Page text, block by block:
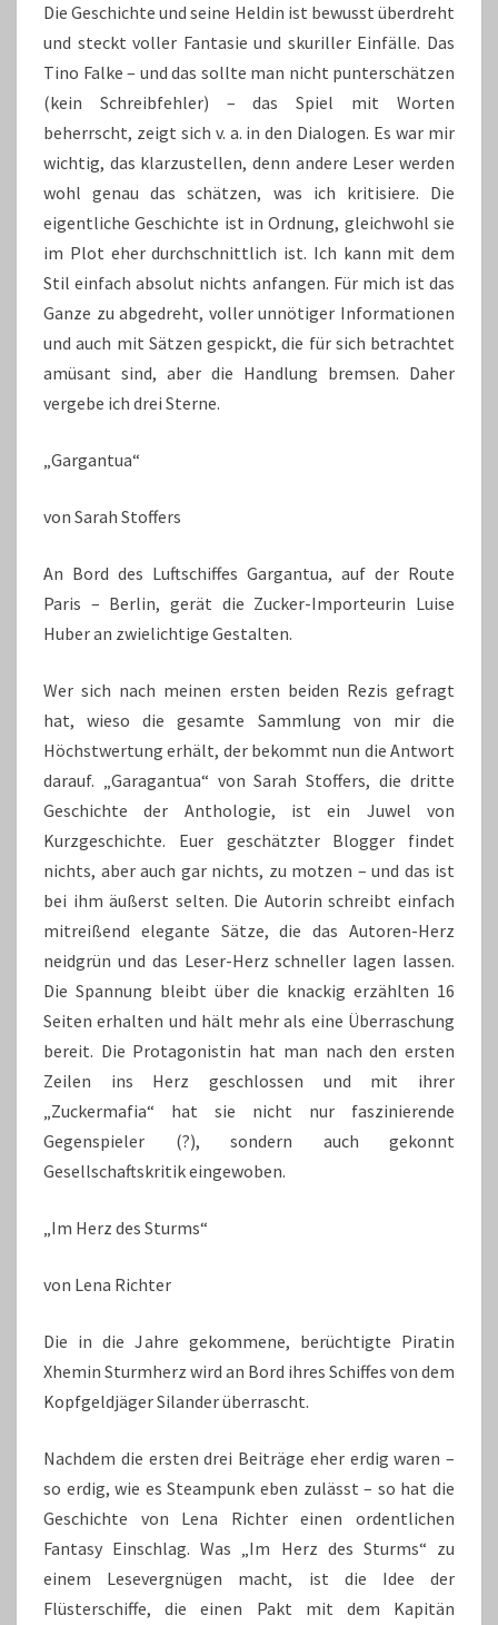
Die Geschichte und seine Heldin ist bewusst überdreht
und steckt voller Fantasie und skuriller Einfälle. Das
Tino Falke – und das sollte man nicht punterschätzen
(kein Schreibfehler) – das Spiel mit Worten
beherrscht, zeigt sich v. a. in den Dialogen. Es war mir
wichtig, das klarzustellen, denn andere Leser werden
wohl genau das schätzen, was ich kritisiere. Die
eigentliche Geschichte ist in Ordnung, gleichwohl sie
im Plot eher durchschnittlich ist. Ich kann mit dem
Stil einfach absolut nichts anfangen. Für mich ist das
Ganze zu abgedreht, voller unnötiger Informationen
und auch mit Sätzen gespickt, die für sich betrachtet
amüsant sind, aber die Handlung bremsen. Daher
vergebe ich drei Sterne.
„Gargantua“
von Sarah Stoffers
An Bord des Luftschiffes Gargantua, auf der Route
Paris – Berlin, gerät die Zucker-Importeurin Luise
Huber an zwielichtige Gestalten.
Wer sich nach meinen ersten beiden Rezis gefragt
hat, wieso die gesamte Sammlung von mir die
Höchstwertung erhält, der bekommt nun die Antwort
darauf. „Garagantua“ von Sarah Stoffers, die dritte
Geschichte der Anthologie, ist ein Juwel von
Kurzgeschichte. Euer geschätzter Blogger findet
nichts, aber auch gar nichts, zu motzen – und das ist
bei ihm äußerst selten. Die Autorin schreibt einfach
mitreißend elegante Sätze, die das Autoren-Herz
neidgrün und das Leser-Herz schneller lagen lassen.
Die Spannung bleibt über die knackig erzählten 16
Seiten erhalten und hält mehr als eine Überraschung
bereit. Die Protagonistin hat man nach den ersten
Zeilen ins Herz geschlossen und mit ihrer
„Zuckermafia“ hat sie nicht nur faszinierende
Gegenspieler (?), sondern auch gekonnt
Gesellschaftskritik eingewoben.
„Im Herz des Sturms“
von Lena Richter
Die in die Jahre gekommene, berüchtigte Piratin
Xhemin Sturmherz wird an Bord ihres Schiffes von dem
Kopfgeldjäger Silander überrascht.
Nachdem die ersten drei Beiträge eher erdig waren –
so erdig, wie es Steampunk eben zulässt – so hat die
Geschichte von Lena Richter einen ordentlichen
Fantasy Einschlag. Was „Im Herz des Sturms“ zu
einem Lesevergnügen macht, ist die Idee der
Flüsterschiffe, die einen Pakt mit dem Kapitän